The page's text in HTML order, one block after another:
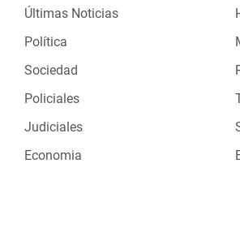
Últimas Noticias
Política
Sociedad
Policiales
Judiciales
Economia